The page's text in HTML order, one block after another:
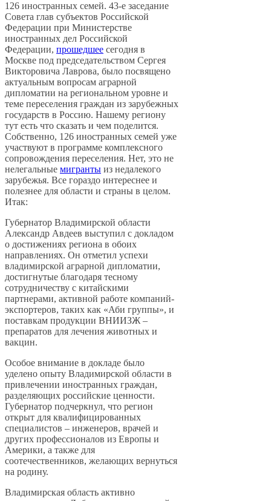
126 иностранных семей. 43-е заседание
Совета глав субъектов Российской
Федерации при Министерстве
иностранных дел Российской
Федерации, прошедшее сегодня в
Москве под председательством Сергея
Викторовича Лаврова, было посвящено
актуальным вопросам аграрной
дипломатии на региональном уровне и
теме переселения граждан из зарубежных
государств в Россию. Нашему региону
тут есть что сказать и чем поделится.
Собственно, 126 иностранных семей уже
участвуют в программе комплексного
сопровождения переселения. Нет, это не
нелегальные мигранты из недалекого
зарубежья. Все гораздо интереснее и
полезнее для области и страны в целом.
Итак:
Губернатор Владимирской области
Александр Авдеев выступил с докладом
о достижениях региона в обоих
направлениях. Он отметил успехи
владимирской аграрной дипломатии,
достигнутые благодаря тесному
сотрудничеству с китайскими
партнерами, активной работе компаний-
экспортеров, таких как «Аби группы», и
поставкам продукции ВНИИЗЖ –
препаратов для лечения животных и
вакцин.
Особое внимание в докладе было
уделено опыту Владимирской области в
привлечении иностранных граждан,
разделяющих российские ценности.
Губернатор подчеркнул, что регион
открыт для квалифицированных
специалистов – инженеров, врачей и
других профессионалов из Европы и
Америки, а также для
соотечественников, желающих вернуться
на родину.
Владимирская область активно